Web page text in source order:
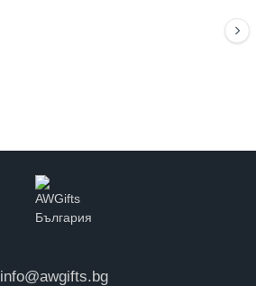
info@awgifts.bg